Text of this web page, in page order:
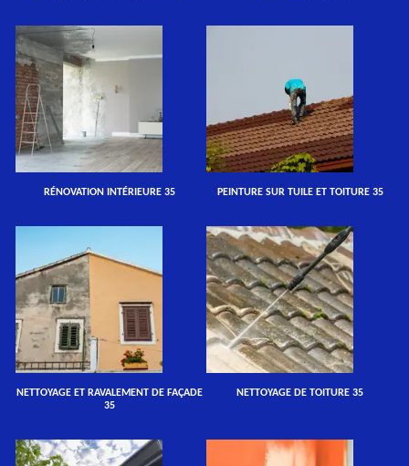
RÉNOVATION INTÉRIEURE 35 PEINTURE SUR TUILE ET TOITURE 35
NETTOYAGE ET RAVALEMENT DE FAÇADE
35
NETTOYAGE DE TOITURE 35